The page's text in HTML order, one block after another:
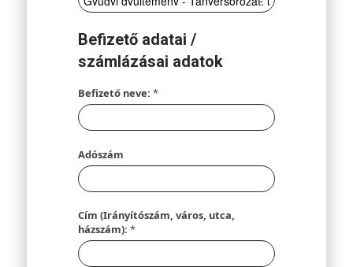
Befizető adatai /
számlázásai adatok
Befizető neve: *
Adószám
Cím (Irányítószám, város, utca,
házszám): *